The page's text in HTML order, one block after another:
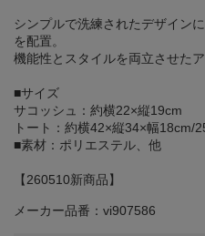
シンプルで洗練されたデザイン
を配置。
機能性とスタイルを両立させたア
■サイズ
サコッシュ：約横22×縦19cm
トート：約横42×縦34×幅18cm/
■素材：ポリエステル、他
【260510新商品】
メーカー品番：vi907586